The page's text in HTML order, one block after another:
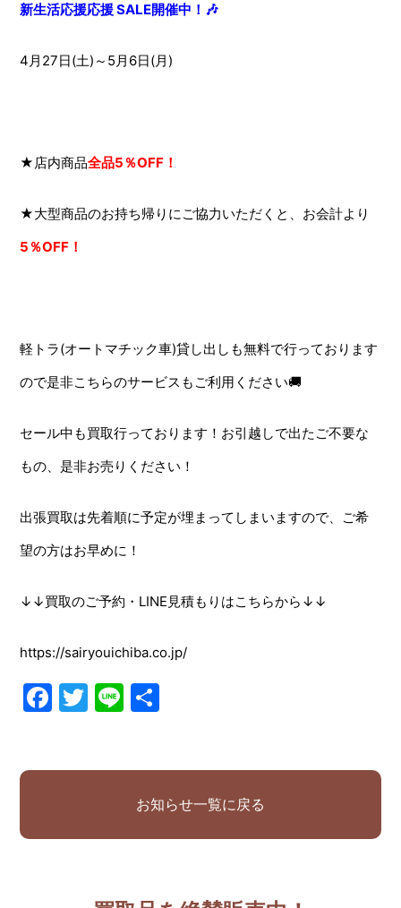
新生活応援応援 SALE開催中！ 🎶
4月27日(土)～5月6日(月)
★店内商品全品5％OFF！
★大型商品のお持ち帰りにご協力いただくと、お会計より
5％OFF！
軽トラ(オートマチック車)貸し出しも無料で行っております
ので是非こちらのサービスもご利用ください🚚
セール中も買取行っております！お引越しで出たご不要な
もの、是非お売りください！
出張買取は先着順に予定が埋まってしまいますので、ご希
望の方はお早めに！
↓↓買取のご予約・LINE見積もりはこちらから↓↓
https://sairyouichiba.co.jp/
Facebook
Twitter
Line
お知らせ一覧に戻る